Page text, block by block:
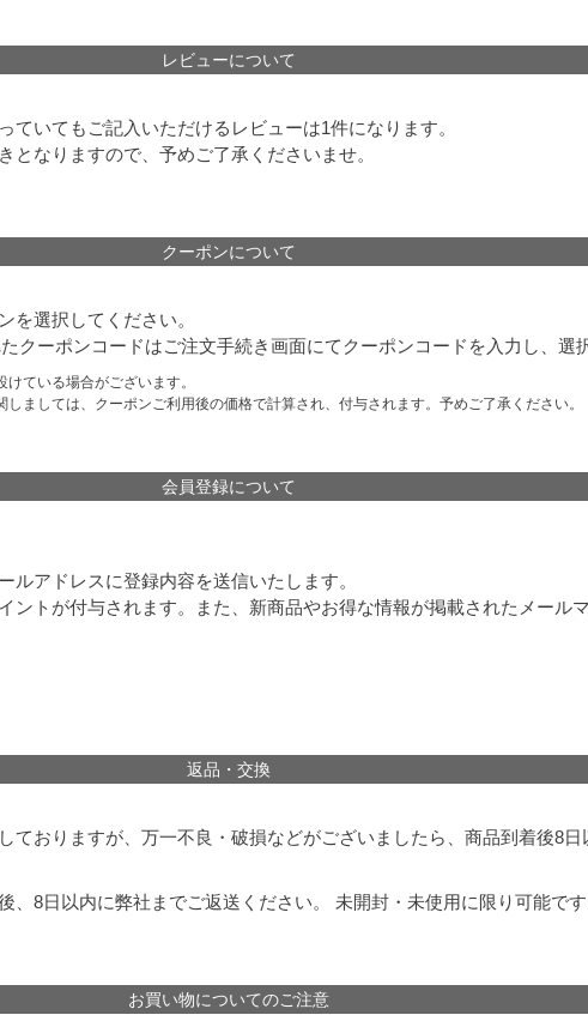
レビューについて
ていてもご記入いただけるレビューは1件になります。
なりますので、予めご了承くださいませ。
クーポンについて
を選択してください。
クーポンコードはご注文手続き画面にてクーポンコードを入力し、選
ている場合がございます。
ましては、クーポンご利用後の価格で計算され、付与されます。予めご了承ください。
会員登録について
アドレスに登録内容を送信いたします。
ントが付与されます。また、新商品やお得な情報が掲載されたメール
返品・交換
ておりますが、万一不良・破損などがございましたら、商品到着後8日
、8日以内に弊社までご返送ください。 未開封・未使用に限り可能です
お買い物についてのご注意